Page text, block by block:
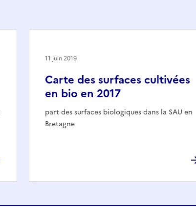
Carte des surfaces cultivées
en bio en 2017
part des surfaces biologiques dans la SAU en
Bretagne
11 juin 2019